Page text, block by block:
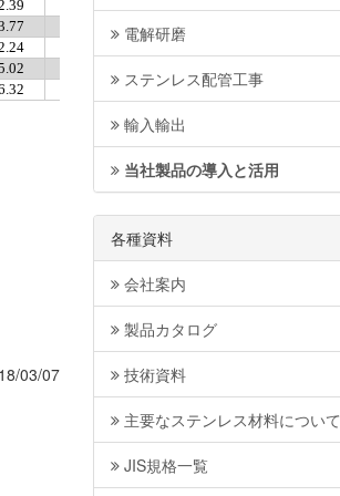
03/07
電解研磨
ステンレス配管工事
輸入輸出
当社製品の導入と活用
各種資料
会社案内
製品カタログ
技術資料
主要なステンレス材料について
JIS規格一覧